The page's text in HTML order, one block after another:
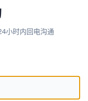
小时内回电沟通